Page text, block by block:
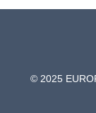
© 2025